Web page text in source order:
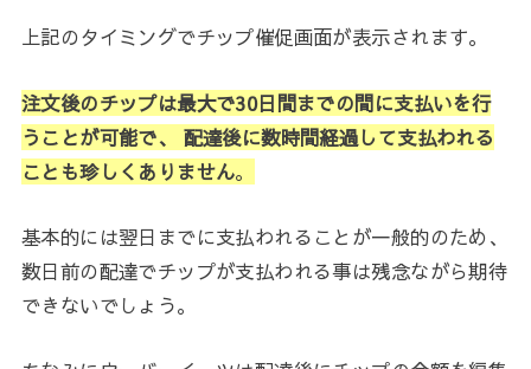
上記のタイミングでチップ催促画面が表示されます。
注文後のチップは最大で30日間までの間に支払いを行
うことが可能で、 配達後に数時間経過して支払われる
ことも珍しくありません。
基本的には翌日までに支払われることが一般的のため、
数日前の配達でチップが支払われる事は残念ながら期待
できないでしょう。